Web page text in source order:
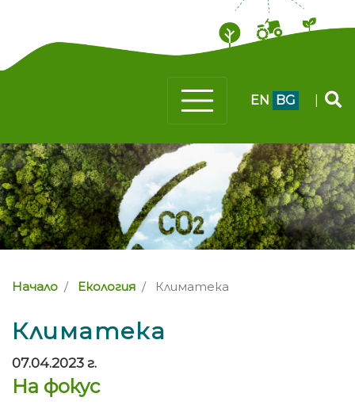
EN BG
Начало Екология Климатека
Климатека
07.04.2023 г.
На фокус